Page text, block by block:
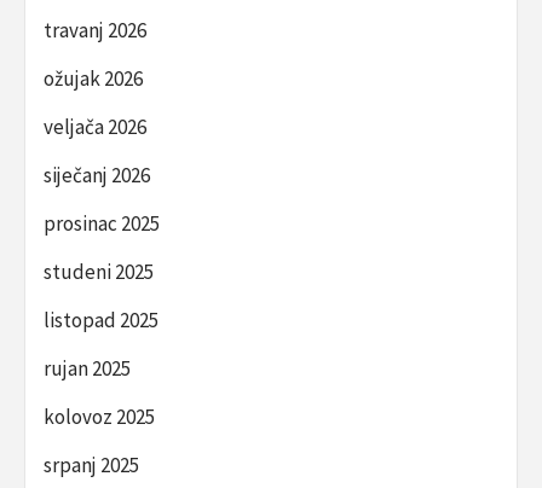
travanj 2026
ožujak 2026
veljača 2026
siječanj 2026
prosinac 2025
studeni 2025
listopad 2025
rujan 2025
kolovoz 2025
srpanj 2025